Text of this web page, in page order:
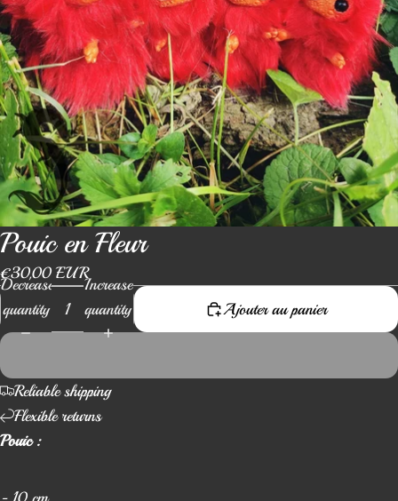
Pouic en Fleur
€30,00 EUR
Decrease
quantity
Increase
quantity
Ajouter au panier
Reliable shipping
Flexible returns
Pouic :